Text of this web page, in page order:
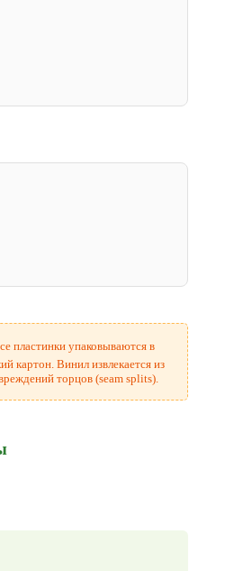
пластинки упаковываются в
картон. Винил извлекается из
торцов (seam splits).